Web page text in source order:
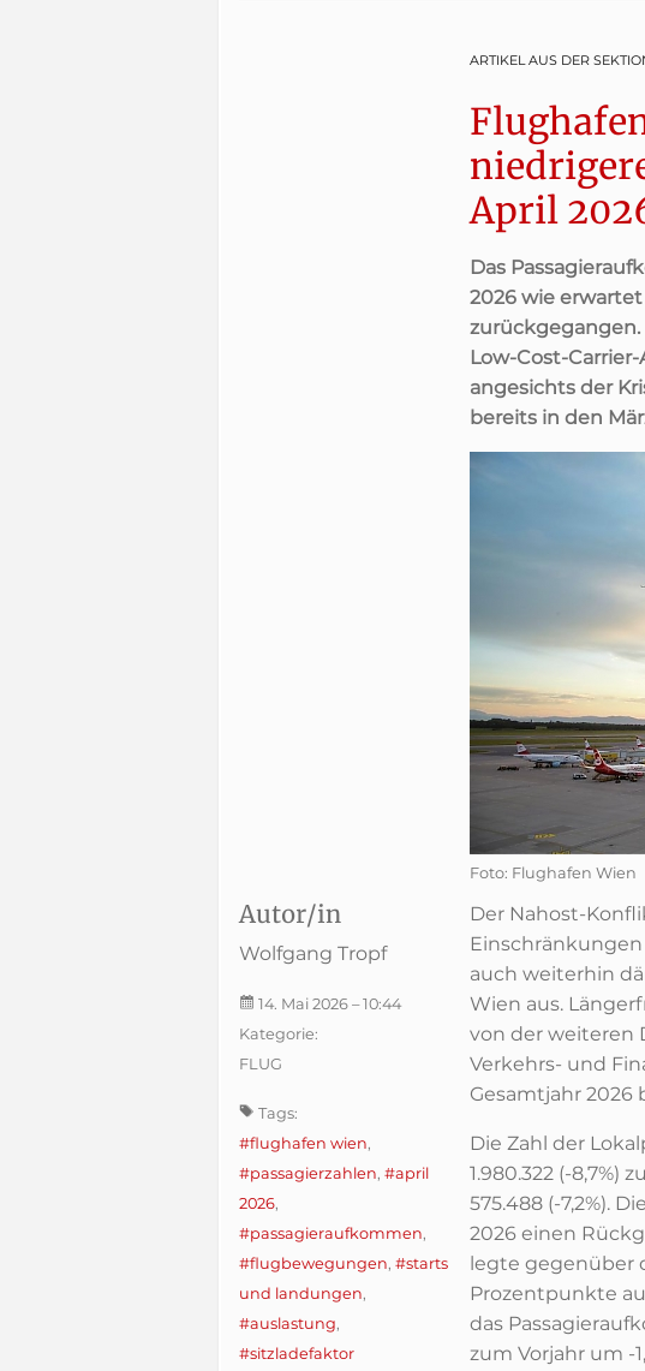
ARTIKEL AUS DER
April
Das
2026 wie erwartet
Low-Cost-
angesichts der
bereits in den
Foto: Flughafen Wien
Autor/in
Wolfgang Tropf
14. Mai 2026 – 10:44
Kategorie:
FLUG
Tags:
#flughafen wien,
#passagierzahlen, #april
2026,
#passagieraufkommen,
#flugbewegungen, #starts
und landungen,
#auslastung,
#sitzladefaktor
Der Nahost-
auch weiterhin
Wien aus.
von der weiteren
Verkehrs- und
Gesamtjahr
Die Zahl der
1.980.322 (-8,7%)
575.488 (-7,2%).
2026 einen
legte gegenüber
Prozentpunkte
das
zum Vorjahr um -